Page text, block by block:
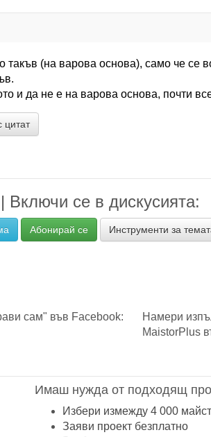
такъв (на варова основа), само че се
и да не е на варова основа, почти
цитат
се в дискусията:
Абонирай се Инструменти за
сам" във Facebook:
Намери
MaistorPlus
Имаш нужда от подходящ
Избери измежду 4 000
Заяви проект безплатно